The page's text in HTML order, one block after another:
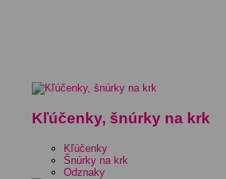
Kľúčenky, šnúrky na krk
Kľúčenky
Šnúrky na krk
Odznaky